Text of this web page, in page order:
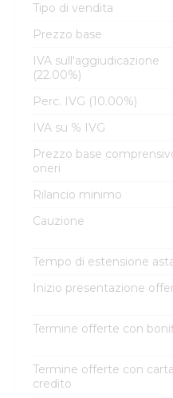
Tipo di vendita
Prezzo base
IVA sull'aggiudicazione
(22.00%)
Perc. IVG (10.00%)
IVA su % IVG
Prezzo base
oneri
Rilancio minimo
Cauzione
Tempo di estensione
Inizio presentazione
Termine offerte con
Termine offerte con
credito